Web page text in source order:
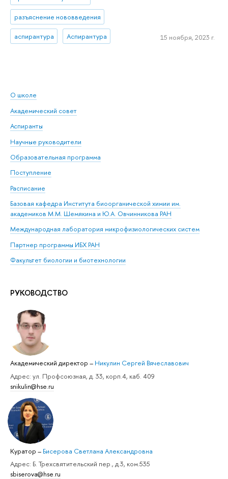
О школе
Академический совет
Аспиранты
Научные руководители
Образовательная программа
Поступление
Расписание
Базовая кафедра Института биоорганической химии им.
академиков М.М. Шемякина и Ю.А. Овчинникова РАН
Международная лаборатория микрофизиологических систем
Партнер программы ИБХ РАН
Факультет биологии и биотехнологии
РУКОВОДСТВО
Академический директор – Никулин Сергей Вячеславович
Адрес: ул. Профсоюзная, д. 33, корп.4, каб. 409
snikulin@hse.ru
Куратор – Бисерова Светлана Александровна
Адрес: Б. Трехсвятительский пер., д.3, ком.535
sbiserova@hse.ru
разъяснение нововведения
аспирантура Аспирантура 15 ноября, 2023 г.